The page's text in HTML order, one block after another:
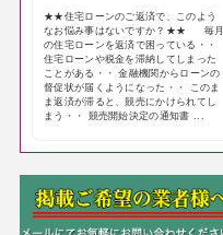
★★住宅ローンのご返済で、このよう
なお悩み事はないですか？★★ 毎月
の住宅ローンを返済で困っている・・
住宅ローンや税金を滞納してしまった
ことがある・・ 金融機関からローンの
督促状が届くようになった・・ このま
ま返済が滞ると、競売にかけられてし
まう・・ 競売開始決定の通知書 ...